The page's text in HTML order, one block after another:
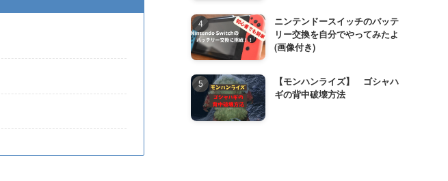
ニンテンドースイッチのバッテ
リー交換を自分でやってみたよ
(画像付き)
【モンハンライズ】 ゴシャハ
ギの背中破壊方法